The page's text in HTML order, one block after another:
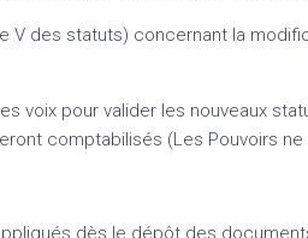
V des statuts) concernant la
voix pour valider les nouveaux
comptabilisés (Les Pouvoirs
dès le dépôt des